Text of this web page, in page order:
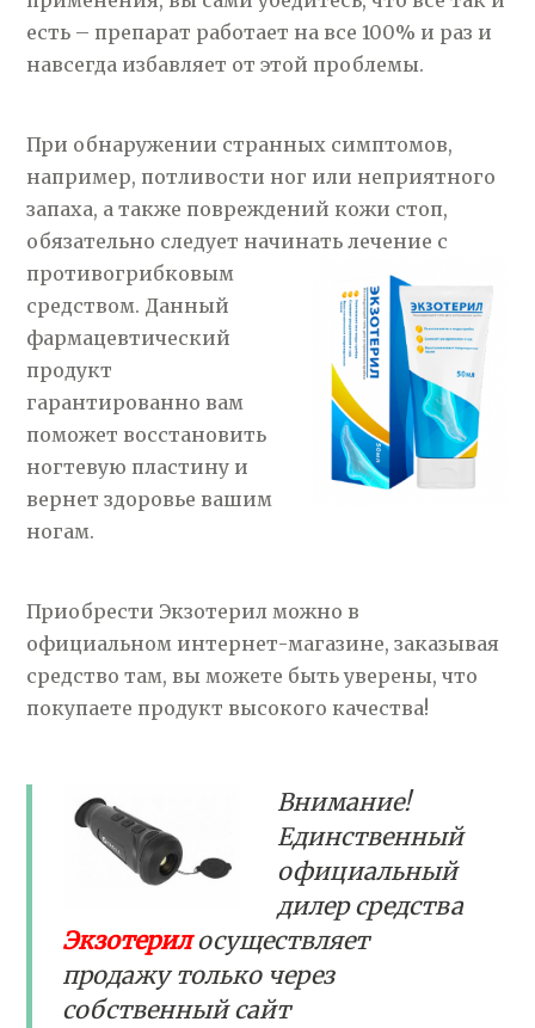
есть – препарат работает на все 100% и раз и
навсегда избавляет от этой проблемы.
При обнаружении странных симптомов,
например, потливости ног или неприятного
запаха, а также повреждений кожи стоп,
обязательно следует начинать лечение с
противогрибковым
средством. Данный
фармацевтический
продукт
гарантированно вам
поможет восстановить
ногтевую пластину и
вернет здоровье вашим
ногам.
Приобрести Экзотерил можно в
официальном интернет-магазине, заказывая
средство там, вы можете быть уверены, что
покупаете продукт высокого качества!
Внимание!
Единственный
официальный
дилер средства
Экзотерил осуществляет
продажу только через
собственный сайт